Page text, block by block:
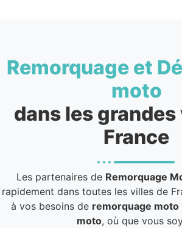
Remorquage et
moto
dans les
France
Les partenaires de Remorquage
rapidement dans toutes les villes de
à vos besoins de remorquage moto
moto, où que vous